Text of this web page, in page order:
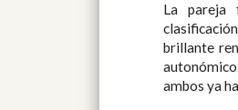
La pareja
brillante
ambos ya